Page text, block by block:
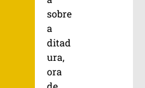
sobre
a
ditad
ura,
ora